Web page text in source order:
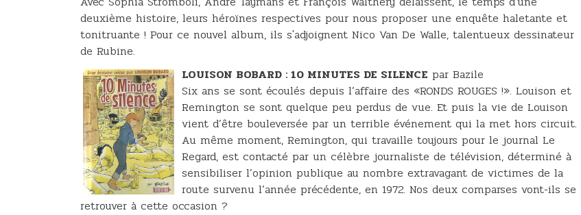
deuxième histoire, leurs héroïnes respectives pour nous proposer une enquête haletante et
tonitruante ! Pour ce nouvel album, ils s'adjoignent Nico Van De Walle, talentueux dessinateur
de Rubine.
LOUISON BOBARD : 10 MINUTES DE SILENCE par Bazile
Six ans se sont écoulés depuis l’affaire des «RONDS ROUGES !». Louison et
Remington se sont quelque peu perdus de vue. Et puis la vie de Louison
vient d’être bouleversée par un terrible événement qui la met hors circuit.
Au même moment, Remington, qui travaille toujours pour le journal Le
Regard, est contacté par un célèbre journaliste de télévision, déterminé à
sensibiliser l’opinion publique au nombre extravagant de victimes de la
route survenu l’année précédente, en 1972. Nos deux comparses vont-ils se
retrouver à cette occasion ?